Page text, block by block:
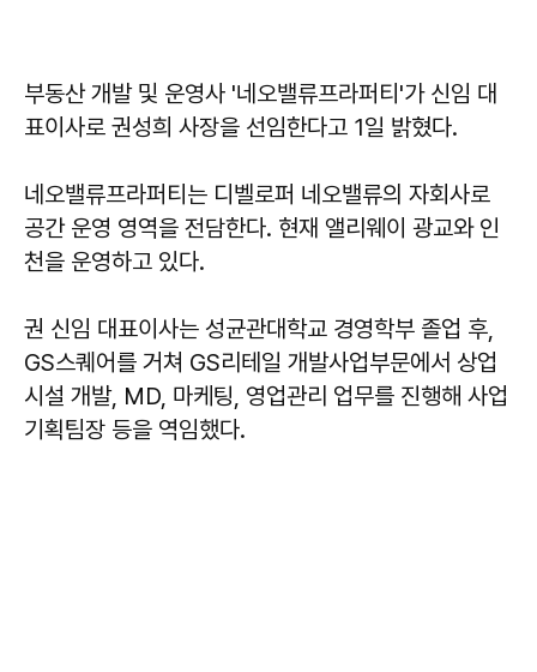
부동산 개발 및 운영사 '네오밸류프라퍼티'가 신임 대
표이사로 권성희 사장을 선임한다고 1일 밝혔다.
네오밸류프라퍼티는 디벨로퍼 네오밸류의 자회사로
공간 운영 영역을 전담한다. 현재 앨리웨이 광교와 인
천을 운영하고 있다.
권 신임 대표이사는 성균관대학교 경영학부 졸업 후,
GS스퀘어를 거쳐 GS리테일 개발사업부문에서 상업
시설 개발, MD, 마케팅, 영업관리 업무를 진행해 사업
기획팀장 등을 역임했다.